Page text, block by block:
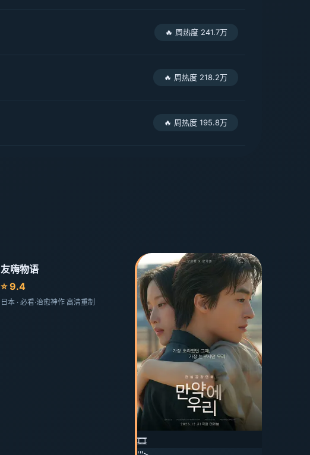
🔥 周热度 241.7万
🔥 周热度 218.2万
🔥 周热度 195.8万
友嗨物语
⭐ 9.4
日本 · 必看·治愈神作 高清重制
🎞️